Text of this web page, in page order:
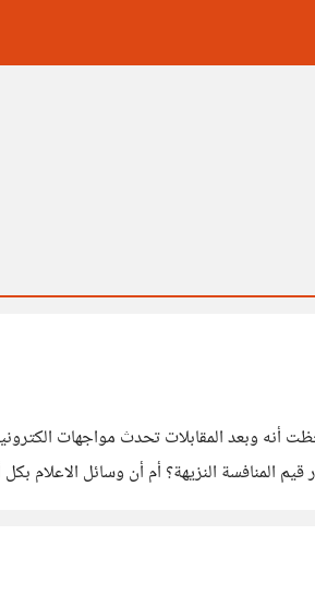
أنه وبعد المقابلات تحدث مواجهات
المنافسة النزيهة؟ أم أن وسائل الاعلام